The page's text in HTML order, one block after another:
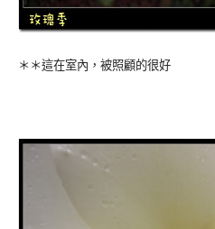
＊＊這在室內，被照顧的很好